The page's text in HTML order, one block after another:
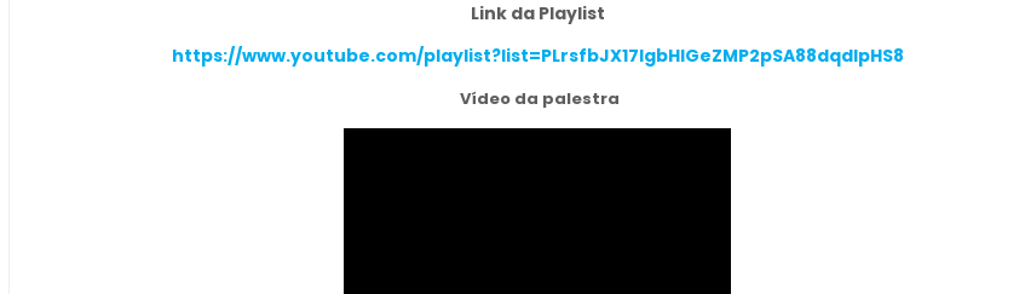
Link da Playlist
https://www.youtube.com/playlist?list=PLrsfbJX17lgbHIGeZMP2pSA88dqdlpHS8
Vídeo da palestra